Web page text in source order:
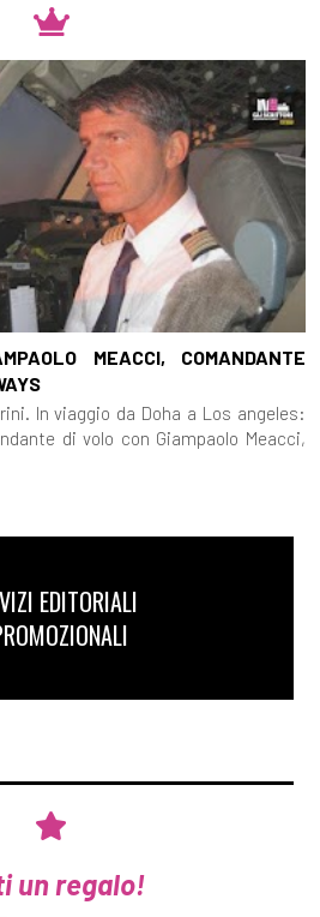
MEACCI, COMANDANTE
In viaggio da Doha a Los angeles:
di volo con Giampaolo Meacci,
EDITORIALI
un regalo!